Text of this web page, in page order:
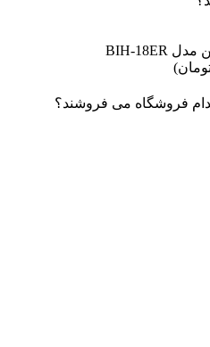
فروشگاه می فروشند؟